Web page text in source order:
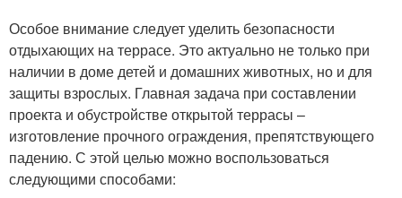
Особое внимание следует уделить безопасности
отдыхающих на террасе. Это актуально не только при
наличии в доме детей и домашних животных, но и для
защиты взрослых. Главная задача при составлении
проекта и обустройстве открытой террасы –
изготовление прочного ограждения, препятствующего
падению. С этой целью можно воспользоваться
следующими способами: